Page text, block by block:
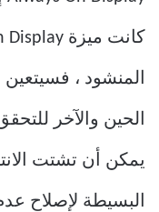
المنشود ،
الحين والآخر
يمكن أن تشتت